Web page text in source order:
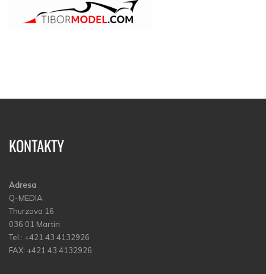
KONTAKTY
Adresa
Q-MEDIA
Thurzova 16
036 01 Martin
Tel.: +421 43 4132926
FAX: +421 43 4132926